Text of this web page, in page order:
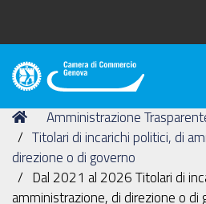
Camera
Commercio
di
Genova
Tu
sei
qui:
Home
Amministrazione
Titolari di incarichi politici, di
direzione o di governo
Dal 2021 al 2026 Titolari di
amministrazione, di direzione o di